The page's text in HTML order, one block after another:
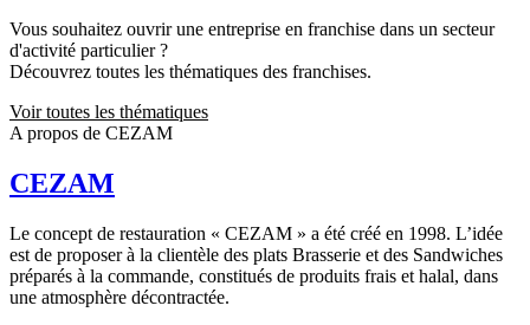
Vous souhaitez ouvrir une entreprise en franchise dans un secteur
d'activité particulier ?
Découvrez toutes les thématiques des franchises.
Voir toutes les thématiques
A propos de CEZAM
CEZAM
Le concept de restauration « CEZAM » a été créé en 1998. L’idée
est de proposer à la clientèle des plats Brasserie et des Sandwiches
préparés à la commande, constitués de produits frais et halal, dans
une atmosphère décontractée.